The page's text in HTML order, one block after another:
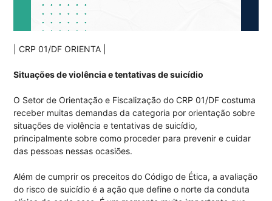
| CRP 01/DF ORIENTA |
Situações de violência e tentativas de suicídio
O Setor de Orientação e Fiscalização do CRP 01/DF costuma
receber muitas demandas da categoria por orientação sobre
situações de violência e tentativas de suicídio,
principalmente sobre como proceder para prevenir e cuidar
das pessoas nessas ocasiões.
Além de cumprir os preceitos do Código de Ética, a avaliação
do risco de suicídio é a ação que define o norte da conduta